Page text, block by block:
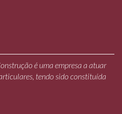
é uma empresa a atuar
tendo sido constituída